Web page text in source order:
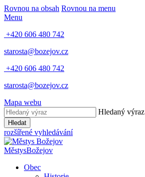
Rovnou na obsah Rovnou na menu
Menu
+420 606 480 742
starosta@bozejov.cz
+420 606 480 742
starosta@bozejov.cz
Mapa webu
Hledaný výraz
Hledat
rozšířené vyhledávání
MěstysBožejov
Obec